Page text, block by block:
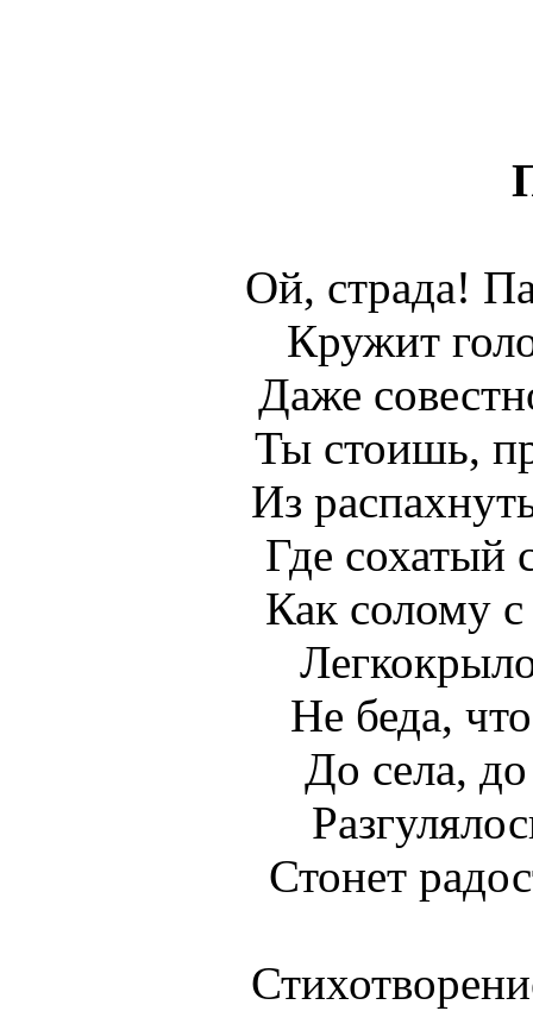
Ой, страда!
Кружит
Даже
Ты стоишь,
Из
Где сохатый
Как солому
Не беда,
До села,
Стонет